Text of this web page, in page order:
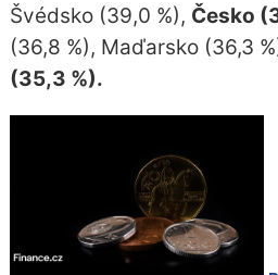
Švédsko (39,0 %), Česko
(36,8 %), Maďarsko (36,3
(35,3 %).